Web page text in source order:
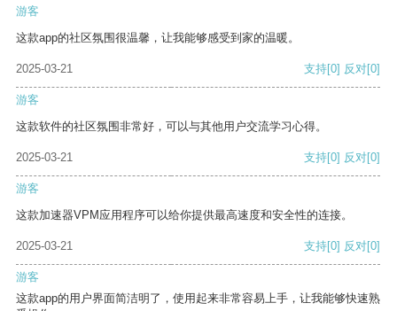
游客
这款app的社区氛围很温馨，让我能够感受到家的温暖。
2025-03-21 支持[0] 反对[0]
游客
这款软件的社区氛围非常好，可以与其他用户交流学习心得。
2025-03-21 支持[0] 反对[0]
游客
这款加速器VPM应用程序可以给你提供最高速度和安全性的连接。
2025-03-21 支持[0] 反对[0]
游客
这款app的用户界面简洁明了，使用起来非常容易上手，让我能够快速熟